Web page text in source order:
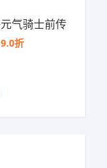
元气骑士前传
9.0折